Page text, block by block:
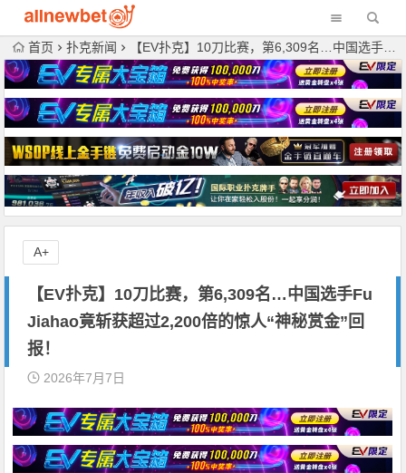
首页 扑克新闻 【EV扑克】10刀比赛，第6,309名…中国选手Fu Jiahao竟斩获超过2,200倍的惊人“神秘赏金”回报！
【EV扑克】10刀比赛，第6,309名…中国选手Fu
Jiahao竟斩获超过2,200倍的惊人“神秘赏金”回
报！
2026年7月7日
A+